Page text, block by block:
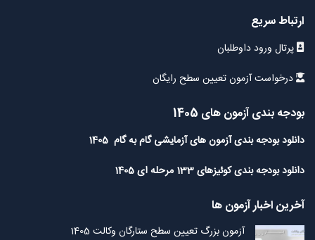
ارتباط سریع
پرتال ورود داوطلبان
درخواست آزمون تعیین سطح رایگان
بودجه بندی آزمون های 1405
دانلود بودجه بندی آزمون های آزمایشی گام به گام 1405
دانلود بودجه بندی کوئیزهای 133 مرحله ای 1405
آخرین اخبار آزمون ها
آزمون بزرگ تعیین سطح ستارگان وکالت 1405